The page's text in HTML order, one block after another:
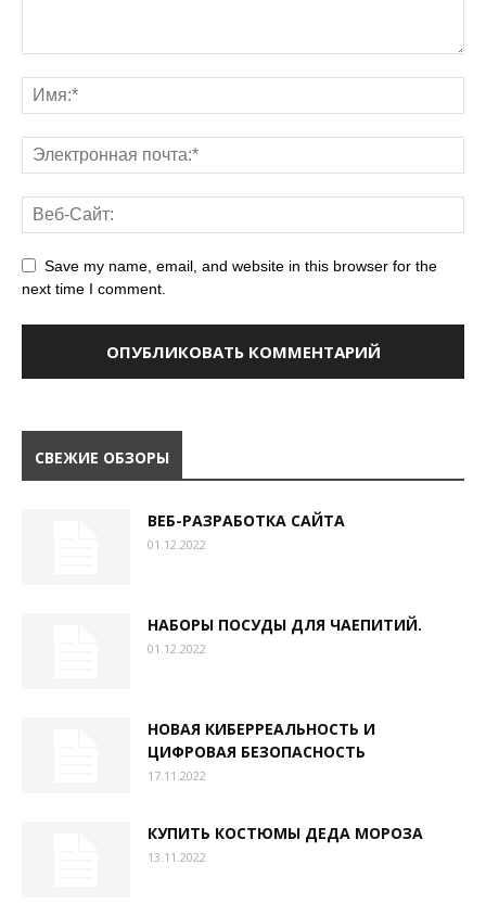
Save my name, email, and website in this browser for the
next time I comment.
СВЕЖИЕ ОБЗОРЫ
ВЕБ-РАЗРАБОТКА САЙТА
01.12.2022
НАБОРЫ ПОСУДЫ ДЛЯ ЧАЕПИТИЙ.
01.12.2022
НОВАЯ КИБЕРРЕАЛЬНОСТЬ И
ЦИФРОВАЯ БЕЗОПАСНОСТЬ
17.11.2022
КУПИТЬ КОСТЮМЫ ДЕДА МОРОЗА
13.11.2022